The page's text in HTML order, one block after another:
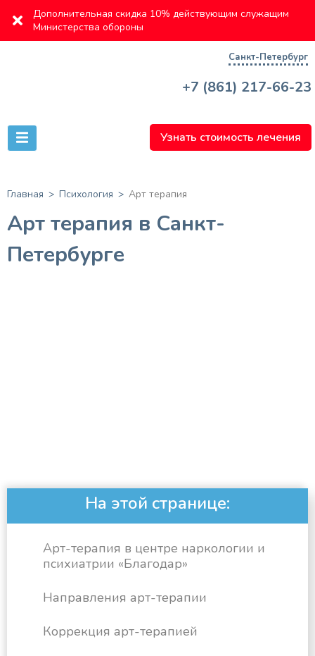
Дополнительная скидка 10% действующим служащим
Министерства обороны
Санкт-Петербург
+7 (861) 217-66-23
Узнать стоимость лечения
Главная Психология Арт терапия
Арт терапия в Санкт-
Петербурге
На этой странице:
Арт-терапия в центре наркологии и
психиатрии «Благодар»
Направления арт-терапии
Коррекция арт-терапией